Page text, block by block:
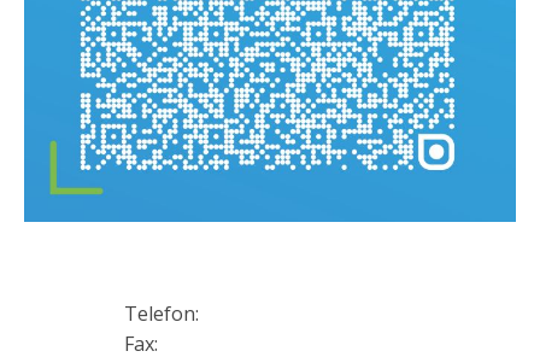
Telefon:
Fax: